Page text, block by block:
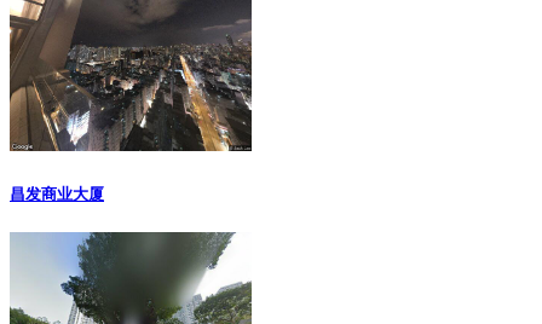
昌发商业大厦